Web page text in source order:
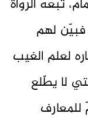
تبعه الرّواة
لهم
لعلم الغيب
لا يطّلع
للمعارف